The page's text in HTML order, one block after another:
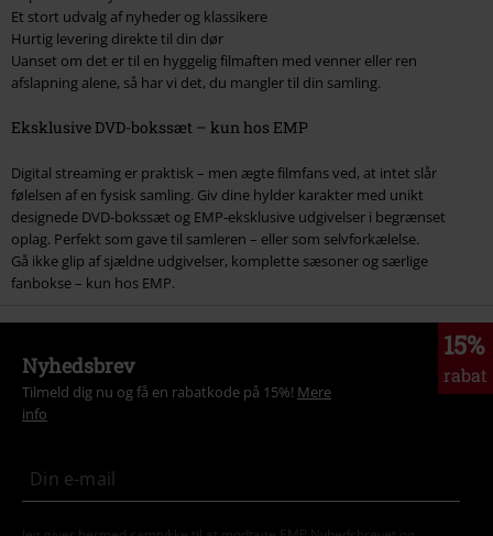
Et stort udvalg af nyheder og klassikere
Hurtig levering direkte til din dør
Uanset om det er til en hyggelig filmaften med venner eller ren
afslapning alene, så har vi det, du mangler til din samling.
Eksklusive DVD-bokssæt – kun hos EMP
Digital streaming er praktisk – men ægte filmfans ved, at intet slår
følelsen af en fysisk samling. Giv dine hylder karakter med unikt
designede DVD-bokssæt og EMP-eksklusive udgivelser i begrænset
oplag. Perfekt som gave til samleren – eller som selvforkælelse.
Gå ikke glip af sjældne udgivelser, komplette sæsoner og særlige
fanbokse – kun hos EMP.
15%
rabat
Nyhedsbrev
Tilmeld dig nu og få en rabatkode på 15%! Mere
info